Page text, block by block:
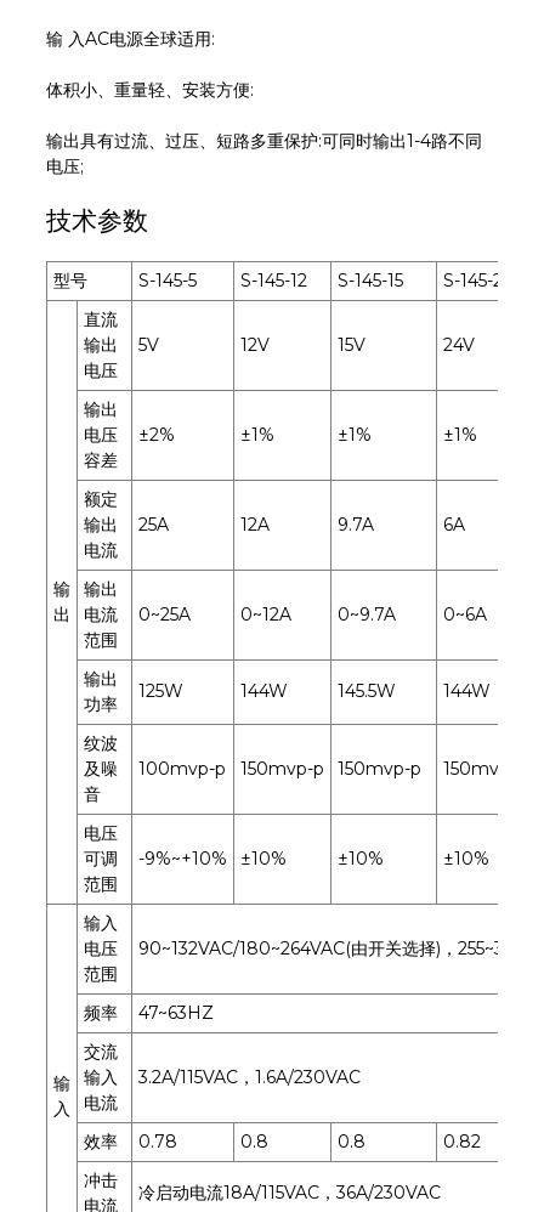
输 入AC电源全球适用:
体积小、重量轻、安装方便:
输出具有过流、过压、短路多重保护:可同时输出1-4路不同
电压;
技术参数
型号 S-145-5 S-145-12 S-145-15 S-145-24
输
出
直流
输出
电压
5V 12V 15V 24V
输出
电压
容差
±2% ±1% ±1% ±1%
额定
输出
电流
25A 12A 9.7A 6A
输出
电流
范围
0~25A 0~12A 0~9.7A 0~6A
输出
功率
125W 144W 145.5W 144W
纹波
及噪
音
100mvp-p 150mvp-p 150mvp-p 150mvp-p
电压
可调
范围
-9%~+10% ±10% ±10% ±10%
输
入
输入
电压
范围
90~132VAC/180~264VAC(由开关选择)，
频率
47~63HZ
交流
输入
电流
3.2A/115VAC，1.6A/230VAC
效率 0.78 0.8 0.8
0.82
冲击
电流
冷启动电流18A/115VAC，36A/230VAC